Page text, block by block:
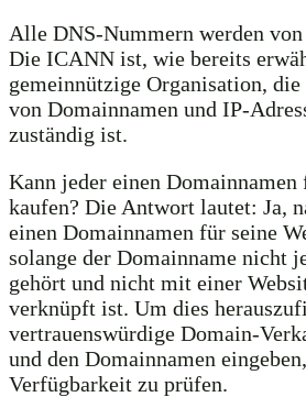
Alle DNS-Nummern werden
Die ICANN ist, wie bereits
gemeinnützige Organisation,
von Domainnamen und IP-
zuständig ist.
Kann jeder einen Domainnamen
kaufen? Die Antwort lautet: Ja,
einen Domainnamen für seine
solange der Domainname nicht
gehört und nicht mit einer
verknüpft ist. Um dies
vertrauenswürdige Domain-
und den Domainnamen
Verfügbarkeit zu prüfen.